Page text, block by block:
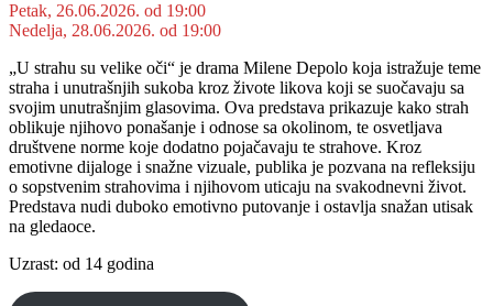
Petak, 26.06.2026. od 19:00
Nedelja, 28.06.2026. od 19:00
„U strahu su velike oči“ je drama Milene Depolo koja istražuje teme
straha i unutrašnjih sukoba kroz živote likova koji se suočavaju sa
svojim unutrašnjim glasovima. Ova predstava prikazuje kako strah
oblikuje njihovo ponašanje i odnose sa okolinom, te osvetljava
društvene norme koje dodatno pojačavaju te strahove. Kroz
emotivne dijaloge i snažne vizuale, publika je pozvana na refleksiju
o sopstvenim strahovima i njihovom uticaju na svakodnevni život.
Predstava nudi duboko emotivno putovanje i ostavlja snažan utisak
na gledaoce.
Uzrast: od 14 godina